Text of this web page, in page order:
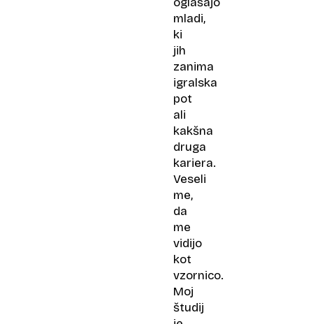
mladi,
ki
jih
zanima
igralska
pot
ali
kakšna
druga
kariera.
Veseli
me,
da
me
vidijo
kot
vzornico.
Moj
študij